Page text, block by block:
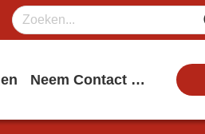
Neem Contact Met Ons Op